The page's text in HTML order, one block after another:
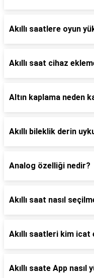
Akıllı saatlere oyun
Akıllı saat cihaz
Altın kaplama neden
Akıllı bileklik derin
Analog özelliği nedir?
Akıllı saat nasıl
Akıllı saatleri kim
Akıllı saate App nasıl